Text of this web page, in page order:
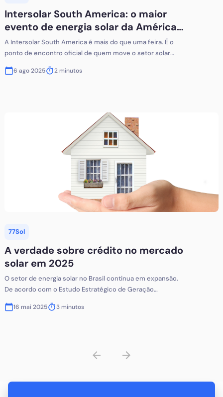
Intersolar South America: o maior
evento de energia solar da América
Latina
A Intersolar South America é mais do que uma feira. É o
ponto de encontro oficial de quem move o setor solar
Paulo, o evento reúne fabricantes, distribuidores,
diversos continentes desde 1991, a Intersolar é a maior
6 ago 2025 2minutos
77Sol
A verdade sobre crédito no mercado
solar em 2025
O setor de energia solar no Brasil continua em expansão.
De acordo com o Estudo Estratégico de Geração
país alcançou 55 GW de capacidade solar instalada, com
equipamentos e o aumento das tarifas de energia
16 mai 2025 3minutos